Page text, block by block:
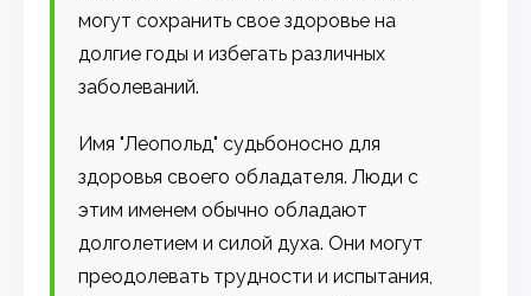
могут сохранить свое здоровье на
долгие годы и избегать различных
заболеваний.
Имя "Леопольд" судьбоносно для
здоровья своего обладателя. Люди с
этим именем обычно обладают
долголетием и силой духа. Они могут
преодолевать трудности и испытания,